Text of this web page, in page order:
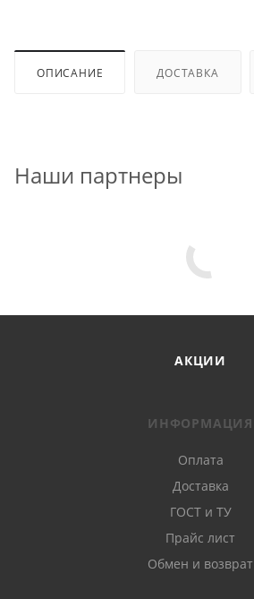
ОПИСАНИЕ ДОСТАВКА
Наши партнеры
АКЦИИ
ИНФОРМАЦИЯ
Оплата
Доставка
ГОСТ и ТУ
Прайс лист
Обмен и возврат